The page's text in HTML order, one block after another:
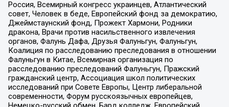
Россия, Всемирный конгресс украинцев, Атлантический
совет, Человек в беде, Европейский фонд за демократию,
Джеймстаунский фонд, Прожект Хармони, Родники
дракона, Врачи против насильственного извлечения
органов, Фалунь Дафа, Друзья Фалуньгун, Фалуньгун,
Коалиция по расследованию преследования в отношении
Фалуньгун в Китае, Всемирная организация по
расследованию преследований Фалуньгун, Пражский
гражданский центр, Ассоциация школ политических
исследований при Совете Европы, Центр либеральной
современности, Форум русскоязычных европейцев,